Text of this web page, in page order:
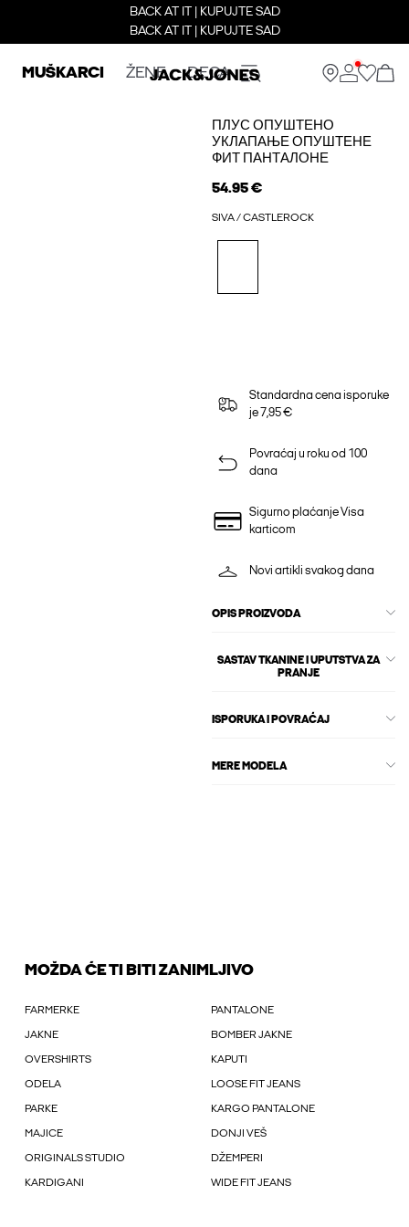
BACK AT IT | KUPUJTE SAD
BACK AT IT | KUPUJTE SAD
MUŠKARCI ŽENE DECA
ПЛУС ОПУШТЕНО
УКЛАПАЊЕ ОПУШТЕНЕ
ФИТ ПАНТАЛОНЕ
54.95 €
SIVA / CASTLEROCK
Standardna cena isporuke
je 7,95 €
Povraćaj u roku od 100
dana
Sigurno plaćanje Visa
karticom
Novi artikli svakog dana
OPIS PROIZVODA
SASTAV TKANINE I UPUTSTVA ZA
PRANJE
ISPORUKA I POVRAĆAJ
MERE MODELA
MOŽDA ĆE TI BITI ZANIMLJIVO
FARMERKE PANTALONE
JAKNE BOMBER JAKNE
OVERSHIRTS KAPUTI
ODELA LOOSE FIT JEANS
PARKE KARGO PANTALONE
MAJICE DONJI VEŠ
ORIGINALS STUDIO DŽEMPERI
KARDIGANI WIDE FIT JEANS